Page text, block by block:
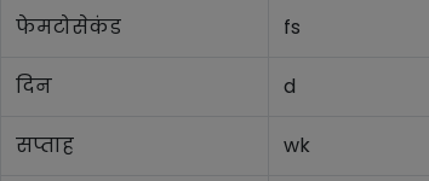
फेमटोसेकंड fs
दिन d
सप्ताह wk